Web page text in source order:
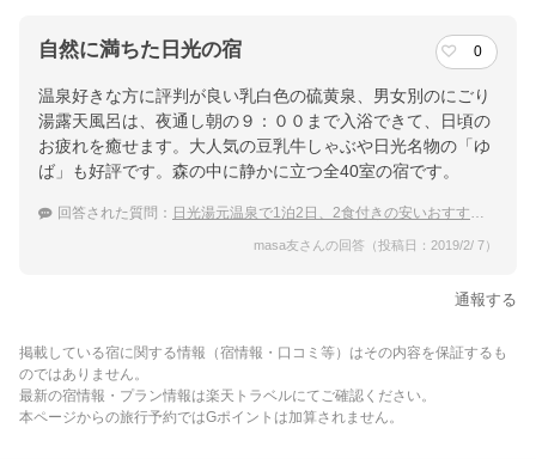
自然に満ちた日光の宿 0
温泉好きな方に評判が良い乳白色の硫黄泉、男女別のにごり
湯露天風呂は、夜通し朝の９：００まで入浴できて、日頃の
お疲れを癒せます。大人気の豆乳牛しゃぶや日光名物の「ゆ
ば」も好評です。森の中に静かに立つ全40室の宿です。
回答された質問： 日光湯元温泉で1泊2日、2食付きの安いおすすめの宿があれば教えてください。
masa友さんの回答（投稿日：2019/2/ 7）
通報する
掲載している宿に関する情報（宿情報・口コミ等）はその内容を保証するも
のではありません。
最新の宿情報・プラン情報は楽天トラベルにてご確認ください。
本ページからの旅行予約ではGポイントは加算されません。